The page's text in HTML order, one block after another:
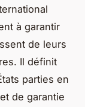
à garantir
de leurs
Il définit
parties en
de garantie